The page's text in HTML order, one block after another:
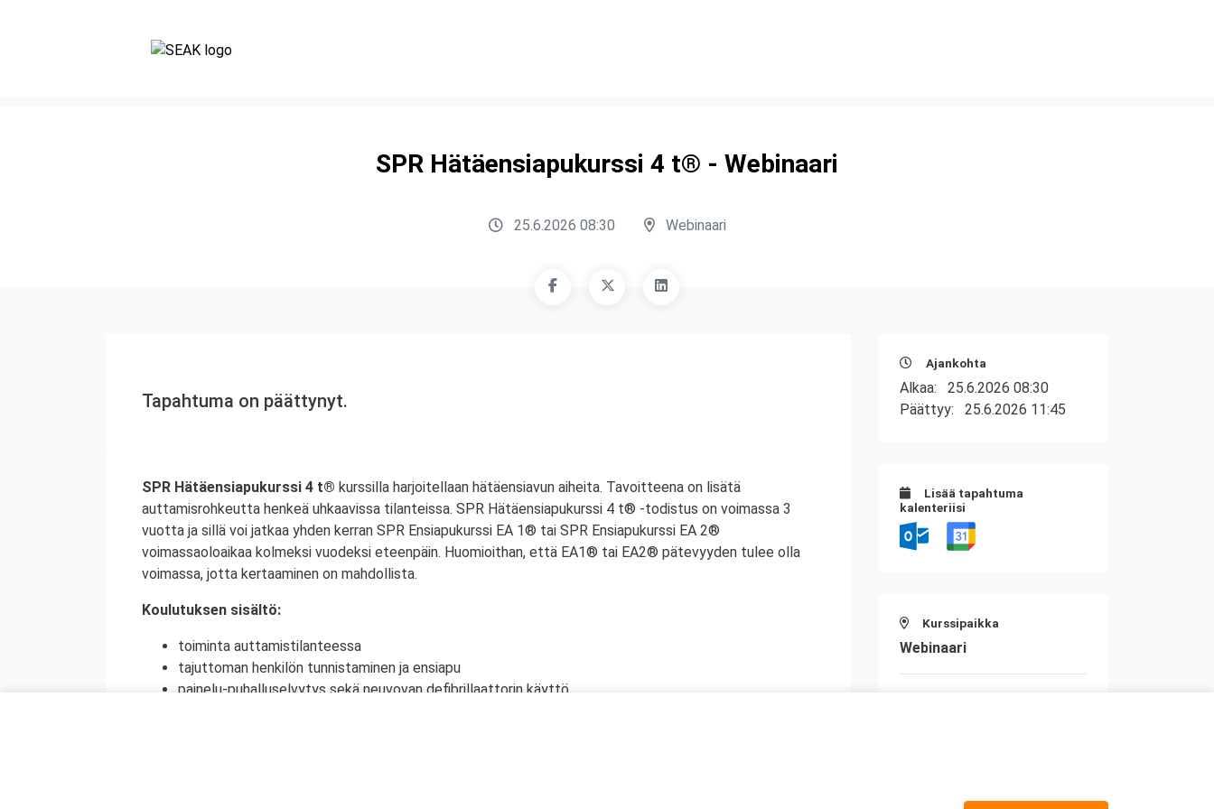
SPR Hätäensiapukurssi 4 t® - Webinaari
25.6.2026 08:30 Webinaari
Tapahtuma on päättynyt.
SPR Hätäensiapukurssi 4 t® kurssilla harjoitellaan hätäensiavun aiheita. Tavoitteena on lisätä
auttamisrohkeutta henkeä uhkaavissa tilanteissa. SPR Hätäensiapukurssi 4 t® -todistus on voimassa 3
vuotta ja sillä voi jatkaa yhden kerran SPR Ensiapukurssi EA 1® tai SPR Ensiapukurssi EA 2®
voimassaoloaikaa kolmeksi vuodeksi eteenpäin. Huomioithan, että EA1® tai EA2® pätevyyden tulee olla
voimassa, jotta kertaaminen on mahdollista.
Koulutuksen sisältö:
toiminta auttamistilanteessa
tajuttoman henkilön tunnistaminen ja ensiapu
painelu-puhalluselvytys sekä neuvovan defibrillaattorin käyttö
Ajankohta
Alkaa: 25.6.2026 08:30
Päättyy: 25.6.2026 11:45
Lisää tapahtuma
kalenteriisi
Kurssipaikka
Webinaari